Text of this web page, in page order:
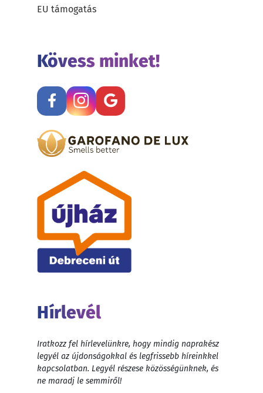
EU támogatás
Kövess minket!
Hírlevél
Iratkozz fel hírlevelünkre, hogy mindig naprakész
legyél az újdonságokkal és legfrissebb híreinkkel
kapcsolatban. Legyél részese közösségünknek, és
ne maradj le semmiről!